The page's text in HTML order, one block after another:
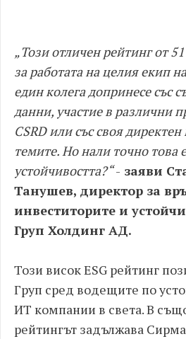
„Този отличен рейтинг от
за работата на целия екип
един колега допринесе със
данни, участие в различни
CSRD или със своя
темите. Но нали точно това
устойчивостта?“- заяви
Танушев, директор за
инвеститорите и
Груп Холдинг АД.
Този висок ESG рейтинг
Груп сред водещите по
ИТ компании в света. В
рейтингът задължава